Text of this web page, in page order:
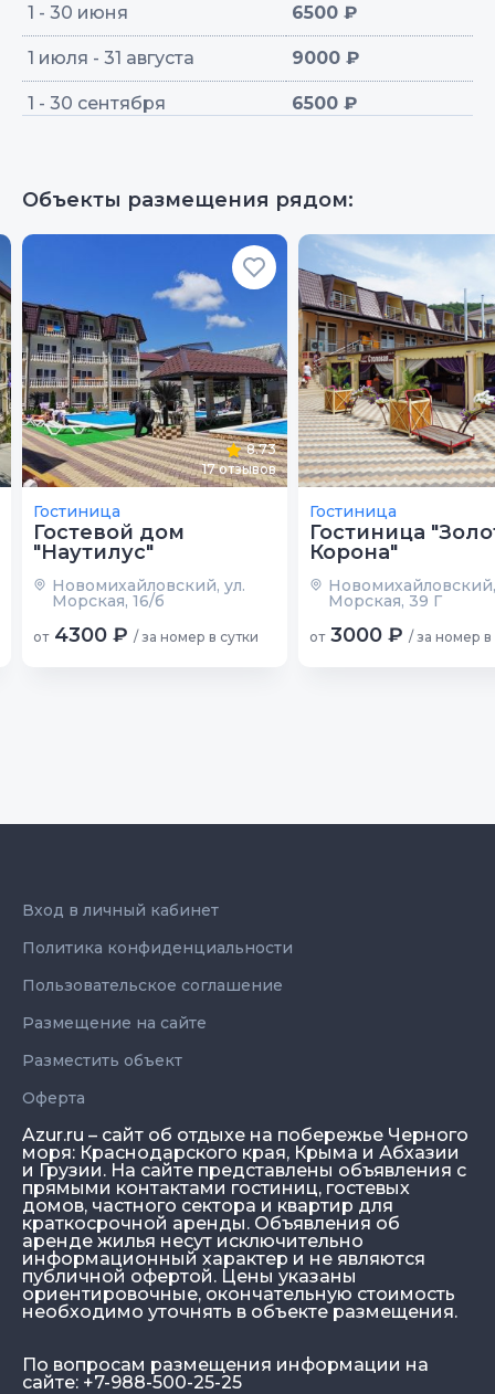
1 - 30 июня 6500 ₽
1 июля - 31 августа 9000 ₽
1 - 30 сентября 6500 ₽
Объекты размещения рядом:
8.73
17отзывов
Гостиница
Гостевой дом
"Наутилус"
Новомихайловский, ул.
Морская, 16/б
от 4300 ₽ / за номер в сутки
Гостиница
Гостиница
Корона"
Морская, 39 Г
от 3000 ₽ / за номер в
Azur.ru – сайт об отдыхе на побережье Черного
моря: Краснодарского края, Крыма и Абхазии
и Грузии. На сайте представлены объявления с
прямыми контактами гостиниц, гостевых
домов, частного сектора и квартир для
краткосрочной аренды. Объявления об
аренде жилья несут исключительно
информационный характер и не являются
публичной офертой. Цены указаны
ориентировочные, окончательную стоимость
необходимо уточнять в объекте размещения.
По вопросам размещения информации на
сайте: +7-988-500-25-25
Вход в личный кабинет
Политика конфиденциальности
Пользовательское соглашение
Размещение на сайте
Разместить объект
Оферта